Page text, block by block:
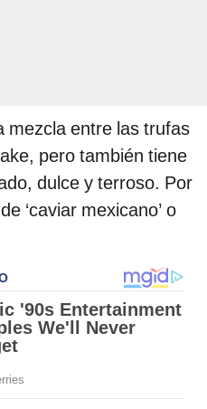
mezcla entre las trufas
pero también tiene
dulce y terroso. Por
‘caviar mexicano’ o